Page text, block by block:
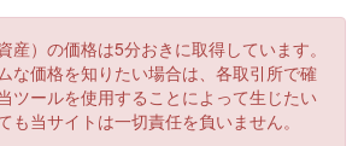
産）の価格は5分おきに取得しています。
な価格を知りたい場合は、各取引所で確
ツールを使用することによって生じたい
も当サイトは一切責任を負いません。